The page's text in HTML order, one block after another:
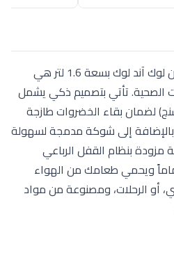
حافظة السلطة الاحترافية من لوك آند لوك بسعة 1.6 لتر هي
الصحية. تأتي بتصميم ذكي يشمل
لضمان بقاء الخضروات طازجة
إلى شوكة مدمجة لسهولة
مزودة بنظام القفل الرباعي
ويحمي طعامك من الهواء
أو الرحلات، ومصنوعة من مواد